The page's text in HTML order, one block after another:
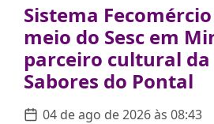
Sistema
meio do Sesc em
parceiro cultural da
Sabores do Pontal
04 de ago de 2026 às 08:43